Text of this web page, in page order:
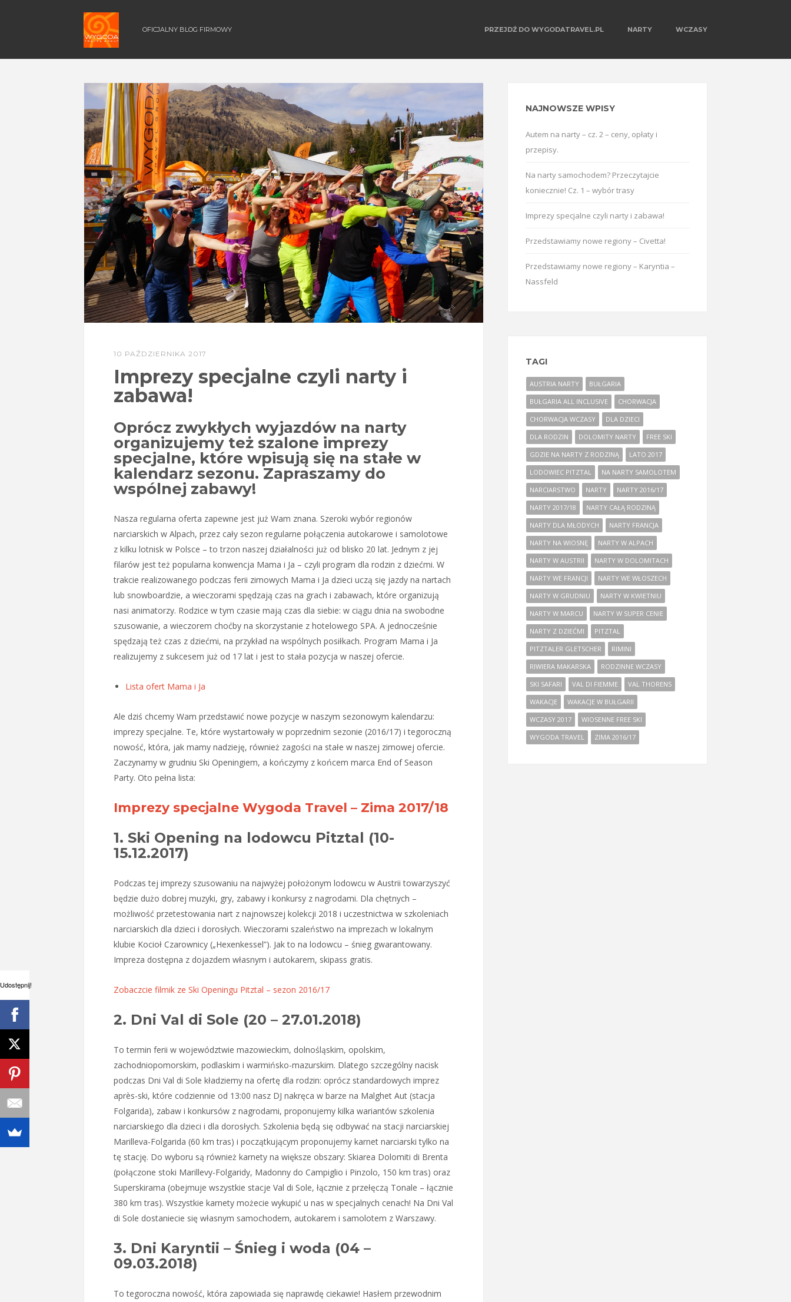
OFICJALNY BLOG FIRMOWY PRZEJDŹ DO WYGODATRAVEL.PL NARTY WCZASY
10 PAŹDZIERNIKA 2017
Imprezy specjalne czyli narty i
zabawa!
Oprócz zwykłych wyjazdów na narty
organizujemy też szalone imprezy
specjalne, które wpisują się na stałe w
kalendarz sezonu. Zapraszamy do
wspólnej zabawy!
Nasza regularna oferta zapewne jest już Wam znana. Szeroki wybór regionów
narciarskich w Alpach, przez cały sezon regularne połączenia autokarowe i samolotowe
z kilku lotnisk w Polsce – to trzon naszej działalności już od blisko 20 lat. Jednym z jej
filarów jest też popularna konwencja Mama i Ja – czyli program dla rodzin z dziećmi. W
trakcie realizowanego podczas ferii zimowych Mama i Ja dzieci uczą się jazdy na nartach
lub snowboardzie, a wieczorami spędzają czas na grach i zabawach, które organizują
nasi animatorzy. Rodzice w tym czasie mają czas dla siebie: w ciągu dnia na swobodne
szusowanie, a wieczorem choćby na skorzystanie z hotelowego SPA. A jednocześnie
spędzają też czas z dziećmi, na przykład na wspólnych posiłkach. Program Mama i Ja
realizujemy z sukcesem już od 17 lat i jest to stała pozycja w naszej ofercie.
Lista ofert Mama i Ja
Ale dziś chcemy Wam przedstawić nowe pozycje w naszym sezonowym kalendarzu:
imprezy specjalne. Te, które wystartowały w poprzednim sezonie (2016/17) i tegoroczną
nowość, która, jak mamy nadzieję, również zagości na stałe w naszej zimowej ofercie.
Zaczynamy w grudniu Ski Openingiem, a kończymy z końcem marca End of Season
Party. Oto pełna lista:
Imprezy specjalne Wygoda Travel – Zima 2017/18
1. Ski Opening na lodowcu Pitztal (10-
15.12.2017)
Podczas tej imprezy szusowaniu na najwyżej położonym lodowcu w Austrii towarzyszyć
będzie dużo dobrej muzyki, gry, zabawy i konkursy z nagrodami. Dla chętnych –
możliwość przetestowania nart z najnowszej kolekcji 2018 i uczestnictwa w szkoleniach
narciarskich dla dzieci i dorosłych. Wieczorami szaleństwo na imprezach w lokalnym
klubie Kocioł Czarownicy („Hexenkessel”). Jak to na lodowcu – śnieg gwarantowany.
Impreza dostępna z dojazdem własnym i autokarem, skipass gratis.
Zobaczcie filmik ze Ski Openingu Pitztal – sezon 2016/17
2. Dni Val di Sole (20 – 27.01.2018)
To termin ferii w województwie mazowieckim, dolnośląskim, opolskim,
zachodniopomorskim, podlaskim i warmińsko-mazurskim. Dlatego szczególny nacisk
podczas Dni Val di Sole kładziemy na ofertę dla rodzin: oprócz standardowych imprez
après-ski, które codziennie od 13:00 nasz DJ nakręca w barze na Malghet Aut (stacja
Folgarida), zabaw i konkursów z nagrodami, proponujemy kilka wariantów szkolenia
narciarskiego dla dzieci i dla dorosłych. Szkolenia będą się odbywać na stacji narciarskiej
Marilleva-Folgarida (60 km tras) i początkującym proponujemy karnet narciarski tylko na
tę stację. Do wyboru są również karnety na większe obszary: Skiarea Dolomiti di Brenta
(połączone stoki Marillevy-Folgaridy, Madonny do Campiglio i Pinzolo, 150 km tras) oraz
Superskirama (obejmuje wszystkie stacje Val di Sole, łącznie z przełęczą Tonale – łącznie
380 km tras). Wszystkie karnety możecie wykupić u nas w specjalnych cenach! Na Dni Val
di Sole dostaniecie się własnym samochodem, autokarem i samolotem z Warszawy.
3. Dni Karyntii – Śnieg i woda (04 –
09.03.2018)
To tegoroczna nowość, która zapowiada się naprawdę ciekawie! Hasłem przewodnim
NAJNOWSZE WPISY
Autem na narty – cz. 2 – ceny, opłaty i
przepisy.
Na narty samochodem? Przeczytajcie
koniecznie! Cz. 1 – wybór trasy
Imprezy specjalne czyli narty i zabawa!
Przedstawiamy nowe regiony – Civetta!
Przedstawiamy nowe regiony – Karyntia –
Nassfeld
TAGI
AUSTRIA NARTY
BUŁGARIA
BUŁGARIA ALL INCLUSIVE
CHORWACJA
CHORWACJA WCZASY
DLA DZIECI
DLA RODZIN
DOLOMITY NARTY
FREE SKI
GDZIE NA NARTY Z RODZINĄ
LATO 2017
LODOWIEC PITZTAL
NA NARTY SAMOLOTEM
NARCIARSTWO
NARTY
NARTY 2016/17
NARTY 2017/18
NARTY CAŁĄ RODZINĄ
NARTY DLA MŁODYCH
NARTY FRANCJA
NARTY NA WIOSNĘ
NARTY W ALPACH
NARTY W AUSTRII
NARTY W DOLOMITACH
NARTY WE FRANCJI
NARTY WE WŁOSZECH
NARTY W GRUDNIU
NARTY W KWIETNIU
NARTY W MARCU
NARTY W SUPER CENIE
NARTY Z DZIEĆMI
PITZTAL
PITZTALER GLETSCHER
RIMINI
RIWIERA MAKARSKA
RODZINNE WCZASY
SKI SAFARI
VAL DI FIEMME
VAL THORENS
WAKACJE
WAKACJE W BUŁGARII
WCZASY 2017
WIOSENNE FREE SKI
WYGODA TRAVEL
ZIMA 2016/17
Udostępnij!